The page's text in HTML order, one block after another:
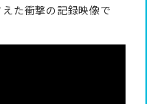
た衝撃の記録映像で